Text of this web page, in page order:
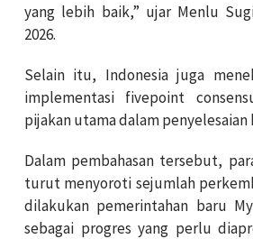
yang lebih baik,” ujar Menlu
2026.
Selain itu, Indonesia juga
implementasi fivepoint
pijakan utama dalam penyelesaian
Dalam pembahasan tersebut,
turut menyoroti sejumlah
dilakukan pemerintahan baru
sebagai progres yang perlu